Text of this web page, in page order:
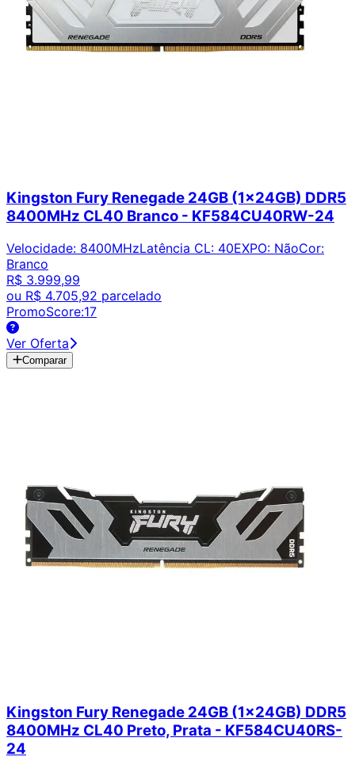
Kingston Fury Renegade 24GB (1x24GB) DDR5
8400MHz CL40 Branco - KF584CU40RW-24
Velocidade: 8400MHzLatência CL: 40EXPO: NãoCor:
Branco
R$ 3.999,99
ou R$ 4.705,92 parcelado
PromoScore:17
Ver Oferta
Comparar
Kingston Fury Renegade 24GB (1x24GB) DDR5
8400MHz CL40 Preto, Prata - KF584CU40RS-
24